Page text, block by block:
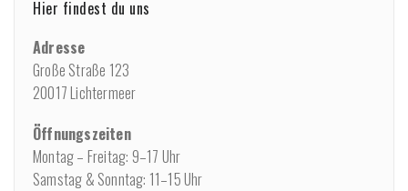
Hier findest du uns
Adresse
Große Straße 123
20017 Lichtermeer
Öffnungszeiten
Montag – Freitag: 9–17 Uhr
Samstag & Sonntag: 11–15 Uhr